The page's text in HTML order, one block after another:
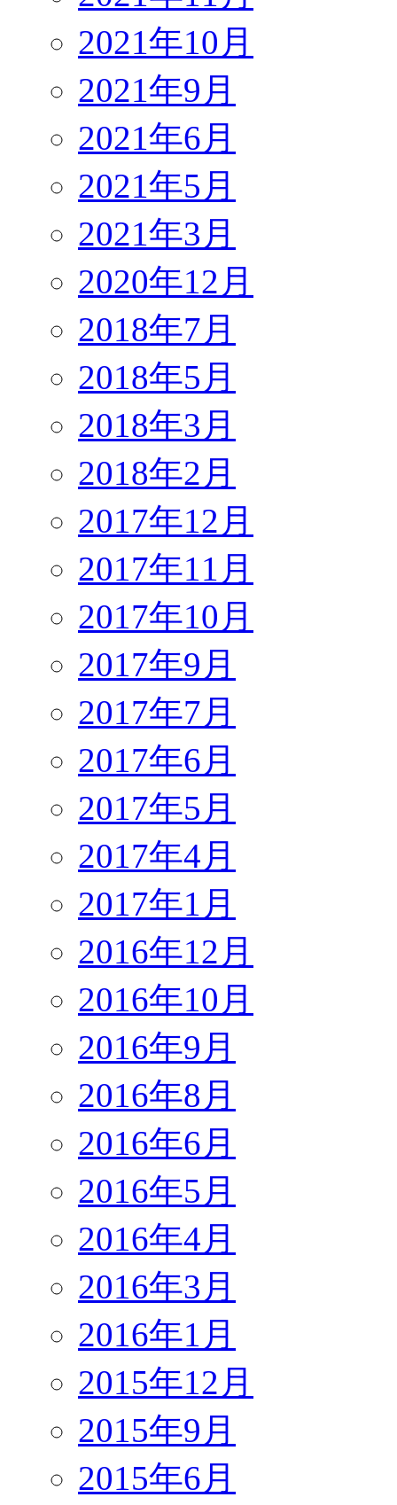
2021年10月
2021年9月
2021年6月
2021年5月
2021年3月
2020年12月
2018年7月
2018年5月
2018年3月
2018年2月
2017年12月
2017年11月
2017年10月
2017年9月
2017年7月
2017年6月
2017年5月
2017年4月
2017年1月
2016年12月
2016年10月
2016年9月
2016年8月
2016年6月
2016年5月
2016年4月
2016年3月
2016年1月
2015年12月
2015年9月
2015年6月